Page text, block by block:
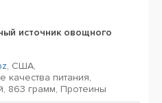
источник овощного
, США,
качества питания,
863 грамм, Протеины